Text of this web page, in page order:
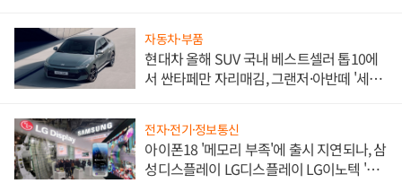
자동차·부품
현대차 올해 SUV 국내 베스트셀러 톱10에
서 싼타페만 자리매김, 그랜저·아반떼 '세단
전자·전기·정보통신
아이폰18 '메모리 부족'에 출시 지연되나, 삼
성디스플레이 LG디스플레이 LG이노텍 '탈